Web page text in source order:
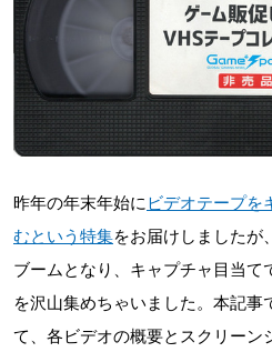
昨年の年末年始に ビデオテープを
むという特集をお届けしましたが
ブームとなり、キャプチャ目当て
を沢山集めちゃいました。本記事
て、各ビデオの概要とスクリーン